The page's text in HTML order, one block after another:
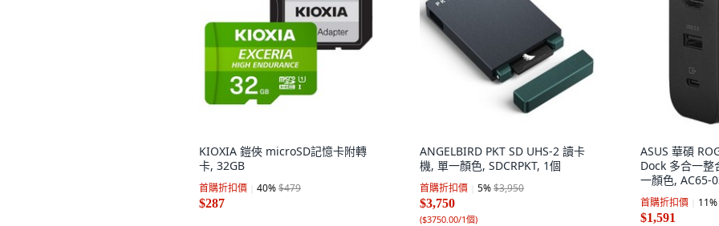
KIOXIA 鎧俠 microSD記憶卡附轉
卡, 32GB
首購折扣價 40%$479
$287
ANGELBIRD PKT SD UHS-2 讀卡
機, 單一顏色, SDCRPKT, 1個
首購折扣價 5%$3,950
$3,750
($3750.00/1個)
ASUS 華碩
Dock 多合一整
一顏色, AC65-
首購折扣價 11%
$1,591